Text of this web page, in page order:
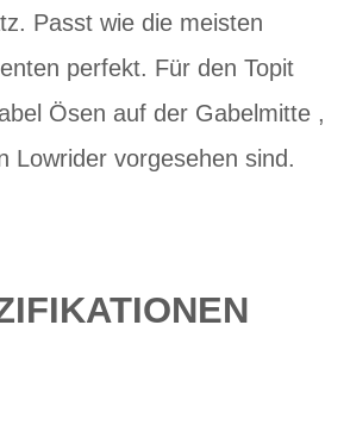
Passt wie die meisten
perfekt. Für den Topit
Ösen auf der Gabelmitte ,
Lowrider vorgesehen sind.